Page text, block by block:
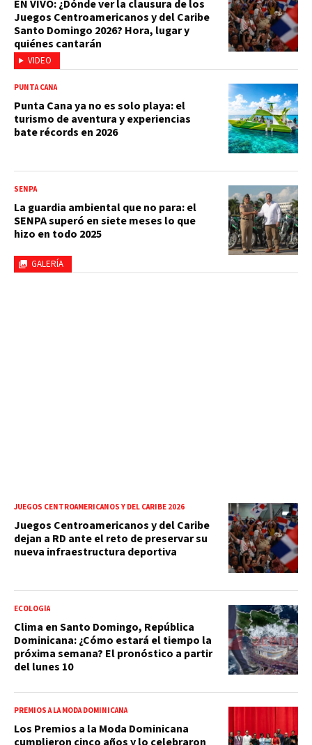
VIDEO
EN VIVO: ¿Dónde ver la clausura de los
Juegos Centroamericanos y del Caribe
Santo Domingo 2026? Hora, lugar y
quiénes cantarán
PUNTA CANA
Punta Cana ya no es solo playa: el
turismo de aventura y experiencias
bate récords en 2026
GALERÍA
SENPA
La guardia ambiental que no para: el
SENPA superó en siete meses lo que
hizo en todo 2025
JUEGOS CENTROAMERICANOS Y DEL CARIBE 2026
Juegos Centroamericanos y del Caribe
dejan a RD ante el reto de preservar su
nueva infraestructura deportiva
ECOLOGÍA
Clima en Santo Domingo, República
Dominicana: ¿Cómo estará el tiempo la
próxima semana? El pronóstico a partir
del lunes 10
PREMIOS A LA MODA DOMINICANA
Los Premios a la Moda Dominicana
cumplieron cinco años y lo celebraron